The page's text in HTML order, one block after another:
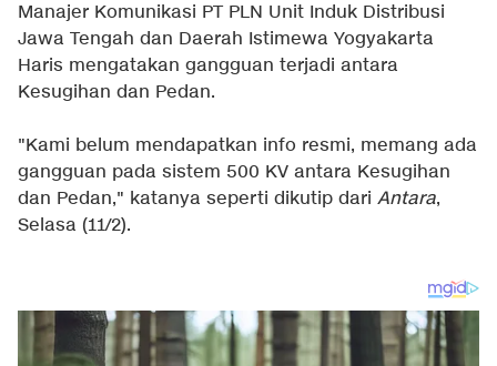
Manajer Komunikasi PT PLN Unit Induk Distribusi
Jawa Tengah dan Daerah Istimewa Yogyakarta
Haris mengatakan gangguan terjadi antara
Kesugihan dan Pedan.
"Kami belum mendapatkan info resmi, memang ada
gangguan pada sistem 500 KV antara Kesugihan
dan Pedan," katanya seperti dikutip dari Antara,
Selasa (11/2).